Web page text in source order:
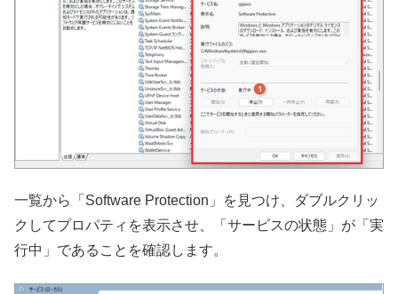
一覧から「Software Protection」を見つけ、ダブルクリッ
クしてプロパティを表示させ、「サービスの状態」が「実
行中」であることを確認します。